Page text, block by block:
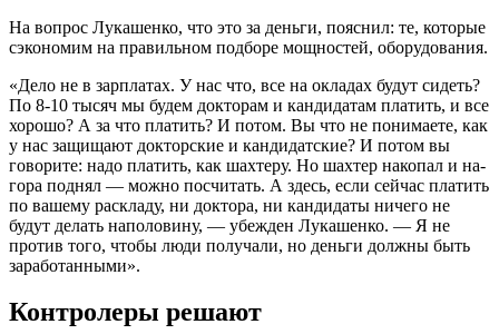
На вопрос Лукашенко, что это за деньги, пояснил: те, которые
сэкономим на правильном подборе мощностей, оборудования.
«Дело не в зарплатах. У нас что, все на окладах будут сидеть?
По 8-10 тысяч мы будем докторам и кандидатам платить, и все
хорошо? А за что платить? И потом. Вы что не понимаете, как
у нас защищают докторские и кандидатские? И потом вы
говорите: надо платить, как шахтеру. Но шахтер накопал и на-
гора поднял — можно посчитать. А здесь, если сейчас платить
по вашему раскладу, ни доктора, ни кандидаты ничего не
будут делать наполовину, — убежден Лукашенко. — Я не
против того, чтобы люди получали, но деньги должны быть
заработанными».
Контролеры решают